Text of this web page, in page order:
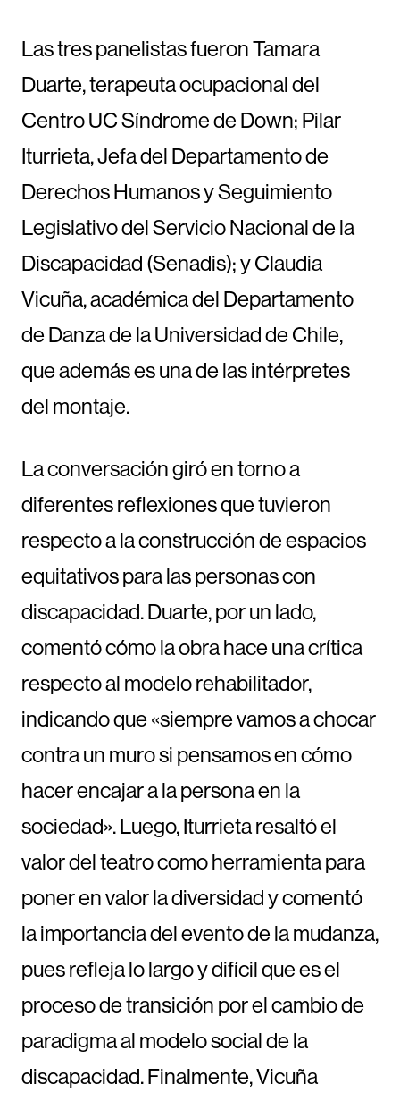
Las tres panelistas fueron Tamara
Duarte, terapeuta ocupacional del
Centro UC Síndrome de Down; Pilar
Iturrieta, Jefa del Departamento de
Derechos Humanos y Seguimiento
Legislativo del Servicio Nacional de la
Discapacidad (Senadis); y Claudia
Vicuña, académica del Departamento
de Danza de la Universidad de Chile,
que además es una de las intérpretes
del montaje.
La conversación giró en torno a
diferentes reflexiones que tuvieron
respecto a la construcción de espacios
equitativos para las personas con
discapacidad. Duarte, por un lado,
comentó cómo la obra hace una crítica
respecto al modelo rehabilitador,
indicando que «siempre vamos a chocar
contra un muro si pensamos en cómo
hacer encajar a la persona en la
sociedad». Luego, Iturrieta resaltó el
valor del teatro como herramienta para
poner en valor la diversidad y comentó
la importancia del evento de la mudanza,
pues refleja lo largo y difícil que es el
proceso de transición por el cambio de
paradigma al modelo social de la
discapacidad. Finalmente, Vicuña